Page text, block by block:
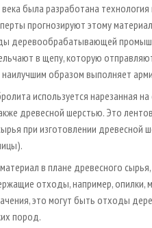
была разработана
прогнозируют этому
деревообрабатывающей
в щепу, которую
наилучшим образом выполняет
используется нарезанная
древесной шерстью. Это
при изготовлении
в плане древесного
отходы, например,
это могут быть отходы
пород.